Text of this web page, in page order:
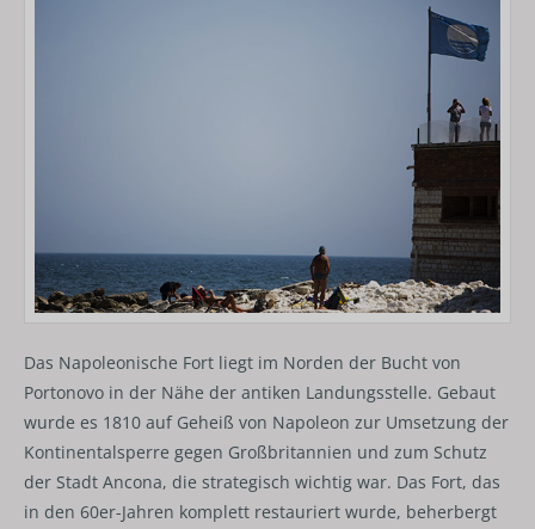
Das Napoleonische Fort liegt im Norden der Bucht von
Portonovo in der Nähe der antiken Landungsstelle. Gebaut
wurde es 1810 auf Geheiß von Napoleon zur Umsetzung der
Kontinentalsperre gegen Großbritannien und zum Schutz
der Stadt Ancona, die strategisch wichtig war. Das Fort, das
in den 60er-Jahren komplett restauriert wurde, beherbergt